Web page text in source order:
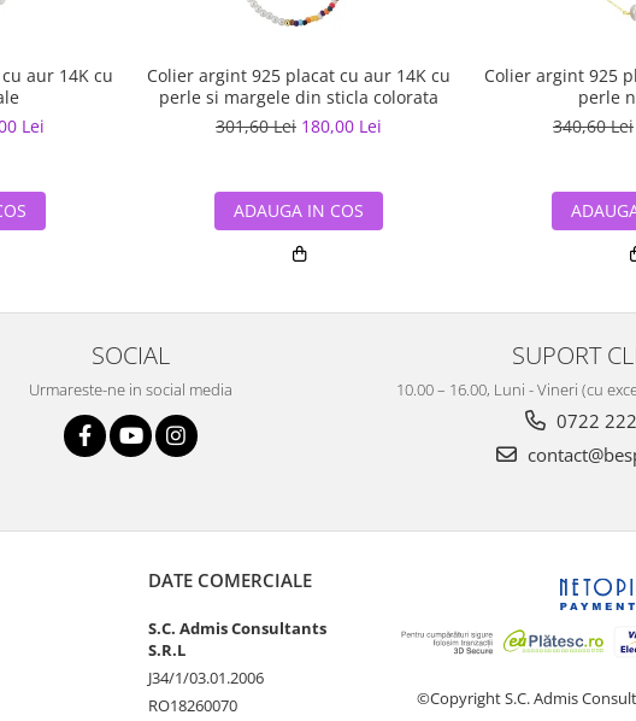
aur 14K cu
Lei
Colier argint 925 placat cu aur 14K cu
perle si margele din sticla colorata
301,60 Lei 180,00 Lei
ADAUGA IN COS
Colier argint 925
perle
340,60 Lei
SOCIAL
Urmareste-ne in social media
SUPORT
10.00 – 16.00, Luni - Vineri (cu
0722
DATE COMERCIALE
S.C. Admis Consultants
S.R.L
J34/1/03.01.2006
RO18260070
©Copyright S.C. Admis